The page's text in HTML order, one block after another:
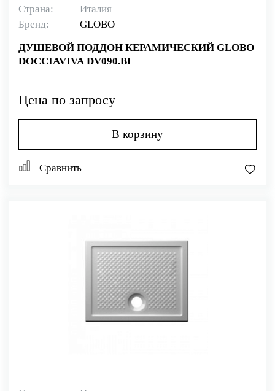
Страна:
Италия
Бренд:
GLOBO
ДУШЕВОЙ ПОДДОН КЕРАМИЧЕСКИЙ GLOBO
DOCCIAVIVA DV090.BI
Цена по запросу
В корзину
Сравнить